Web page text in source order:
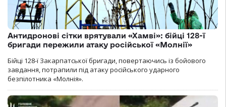
Антидронові сітки врятували «Хамві»: бійці 128-ї
бригади пережили атаку російської «Молнії»
Бійці 128-ї Закарпатської бригади, повертаючись із бойового
завдання, потрапили під атаку російського ударного
безпілотника «Молнія».